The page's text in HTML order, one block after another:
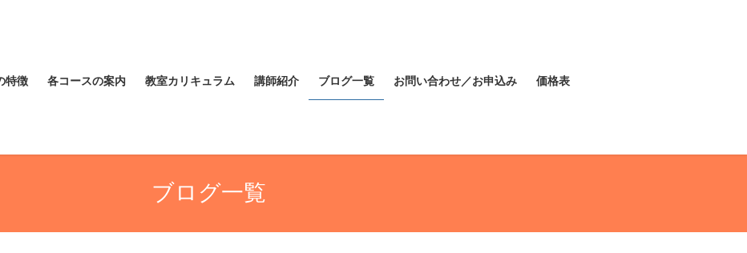
特徴 各コースの案内 教室カリキュラム 講師紹介 ブログ一覧 お問い合わせ／お申込み 価格表
ブログ一覧